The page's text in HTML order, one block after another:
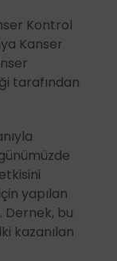
Kontrol
Kanser
tarafından
yapılan
bu
kazanılan